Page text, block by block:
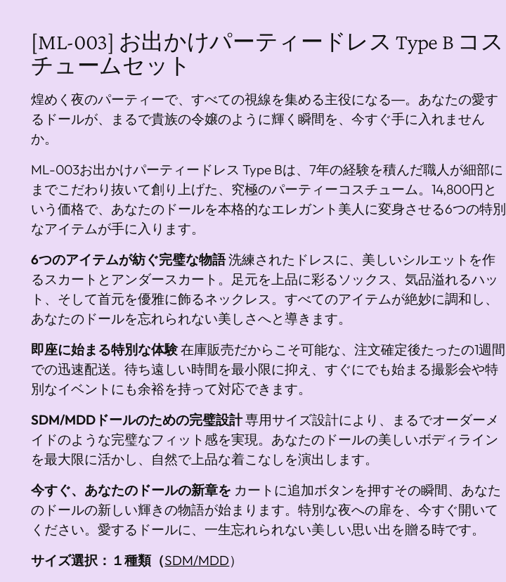
[ML-003] お出かけパーティードレス Type B コス
チュームセット
煌めく夜のパーティーで、すべての視線を集める主役になる―。あなたの愛す
るドールが、まるで貴族の令嬢のように輝く瞬間を、今すぐ手に入れません
か。
ML-003お出かけパーティードレス Type Bは、7年の経験を積んだ職人が細部に
までこだわり抜いて創り上げた、究極のパーティーコスチューム。14,800円と
いう価格で、あなたのドールを本格的なエレガント美人に変身させる6つの特別
なアイテムが手に入ります。
6つのアイテムが紡ぐ完璧な物語洗練されたドレスに、美しいシルエットを作
るスカートとアンダースカート。足元を上品に彩るソックス、気品溢れるハッ
ト、そして首元を優雅に飾るネックレス。すべてのアイテムが絶妙に調和し、
あなたのドールを忘れられない美しさへと導きます。
即座に始まる特別な体験在庫販売だからこそ可能な、注文確定後たったの1週間
での迅速配送。待ち遠しい時間を最小限に抑え、すぐにでも始まる撮影会や特
別なイベントにも余裕を持って対応できます。
SDM/MDDドールのための完璧設計専用サイズ設計により、まるでオーダーメ
イドのような完璧なフィット感を実現。あなたのドールの美しいボディライン
を最大限に活かし、自然で上品な着こなしを演出します。
今すぐ、あなたのドールの新章を カートに追加ボタンを押すその瞬間、あなた
のドールの新しい輝きの物語が始まります。特別な夜への扉を、今すぐ開いて
ください。愛するドールに、一生忘れられない美しい思い出を贈る時です。
サイズ選択：１種類（SDM/MDD）